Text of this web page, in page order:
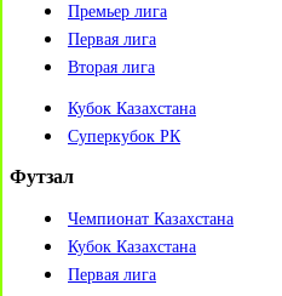
Премьер лига
Первая лига
Вторая лига
Кубок Казахстана
Суперкубок РК
Футзал
Чемпионат Казахстана
Кубок Казахстана
Первая лига